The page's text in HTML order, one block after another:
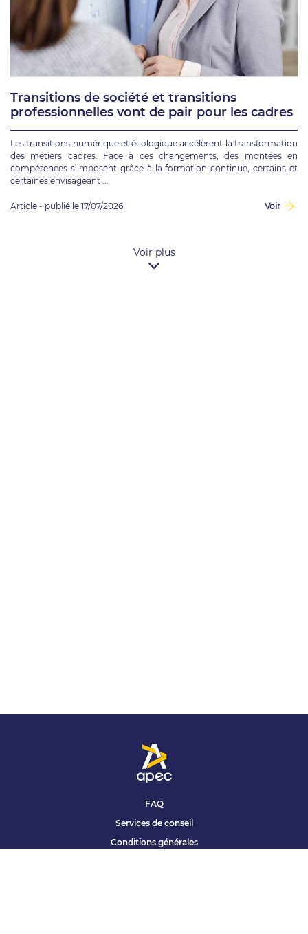
Transitions de société et transitions
professionnelles vont de pair pour les cadres
Les transitions numérique et écologique accélèrent la transformation
des métiers cadres. Face à ces changements, des montées en
compétences s’imposent grâce à la formation continue, certains et
certaines envisageant ...
Article - publié le 17/07/2026 Voir
FAQ
Services de conseil
Conditions générales